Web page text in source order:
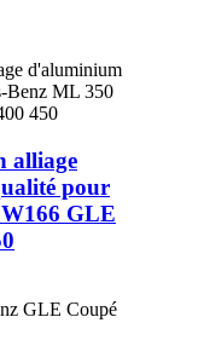
alliage
pour
GLE
GLE Coupé